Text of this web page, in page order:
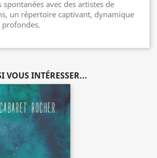
avec des artistes de
un répertoire captivant, dynamique
profondes.
VOUS INTÉRESSER...